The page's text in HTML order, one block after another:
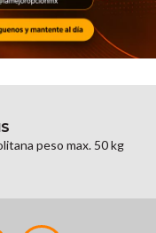
peso max. 50 kg